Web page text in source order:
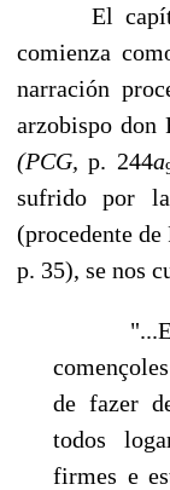
El capítulo
comienza
narración
arzobispo don
(PCG,p. 244a
sufrido por
(procedente de
p. 35), se nos
"...Et
de fazer
todos
firmes e